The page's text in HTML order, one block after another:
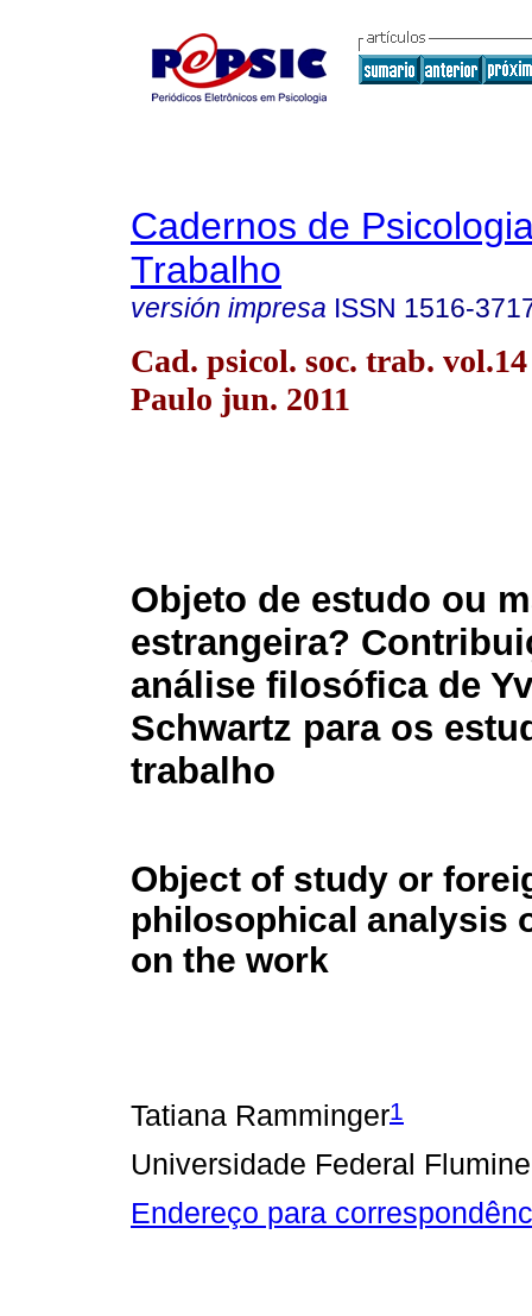
Cadernos de
Trabalho
versión impresa ISSN 1516-
Cad. psicol. soc. trab.
Paulo jun. 2011
Objeto de estudo ou
estrangeira?
análise filosófica de
Schwartz para os
trabalho
Object of study or
philosophical analysis
on the work
Tatiana Ramminger1
Universidade Federal
Endereço para